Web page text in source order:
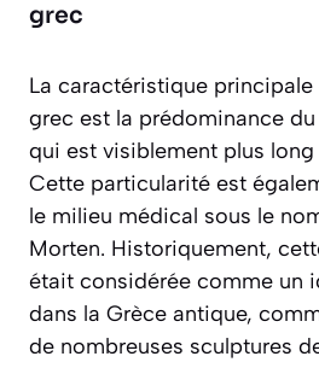
grec
La caractéristique
grec est la prédominance
qui est visiblement plus
Cette particularité est
le milieu médical sous le
Morten. Historiquement,
était considérée comme un
dans la Grèce antique,
de nombreuses sculptures